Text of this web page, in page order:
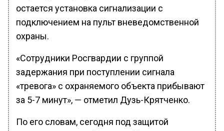
остается установка сигнализации с
подключением на пульт вневедомственной
охраны.
«Сотрудники Росгвардии с группой
задержания при поступлении сигнала
«тревога» с охраняемого объекта прибывают
за 5-7 минут», — отметил Дузь-Крятченко.
По его словам, сегодня под защитой